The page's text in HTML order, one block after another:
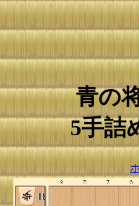
青の
5手詰